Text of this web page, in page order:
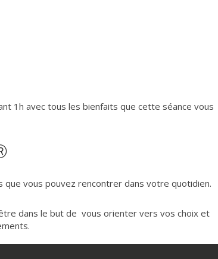
1h avec tous les bienfaits que cette séance vous
vous pouvez rencontrer dans votre quotidien.
dans le but de vous orienter vers vos choix et